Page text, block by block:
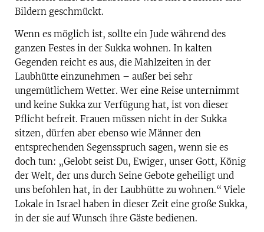
Bildern geschmückt.
Wenn es möglich ist, sollte ein Jude während des
ganzen Festes in der Sukka wohnen. In kalten
Gegenden reicht es aus, die Mahlzeiten in der
Laubhütte einzunehmen – außer bei sehr
ungemütlichem Wetter. Wer eine Reise unternimmt
und keine Sukka zur Verfügung hat, ist von dieser
Pflicht befreit. Frauen müssen nicht in der Sukka
sitzen, dürfen aber ebenso wie Männer den
entsprechenden Segensspruch sagen, wenn sie es
doch tun: „Gelobt seist Du, Ewiger, unser Gott, König
der Welt, der uns durch Seine Gebote geheiligt und
uns befohlen hat, in der Laubhütte zu wohnen.“ Viele
Lokale in Israel haben in dieser Zeit eine große Sukka,
in der sie auf Wunsch ihre Gäste bedienen.